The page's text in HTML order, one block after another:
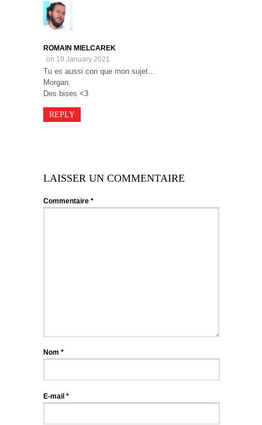
ROMAIN MIELCAREK
on 19 January 2021
Tu es aussi con que mon sujet…
Morgan.
Des bises <3
REPLY
LAISSER UN COMMENTAIRE
Commentaire *
Nom *
E-mail *